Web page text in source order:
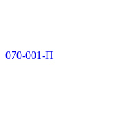
070-001-П